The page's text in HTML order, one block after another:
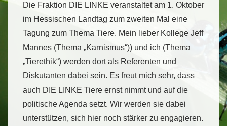
Die Fraktion DIE LINKE veranstaltet am 1. Oktober
im Hessischen Landtag zum zweiten Mal eine
Tagung zum Thema Tiere. Mein lieber Kollege Jeff
Mannes (Thema „Karnismus“)) und ich (Thema
„Tierethik“) werden dort als Referenten und
Diskutanten dabei sein. Es freut mich sehr, dass
auch DIE LINKE Tiere ernst nimmt und auf die
politische Agenda setzt. Wir werden sie dabei
unterstützen, sich hier noch stärker zu engagieren.